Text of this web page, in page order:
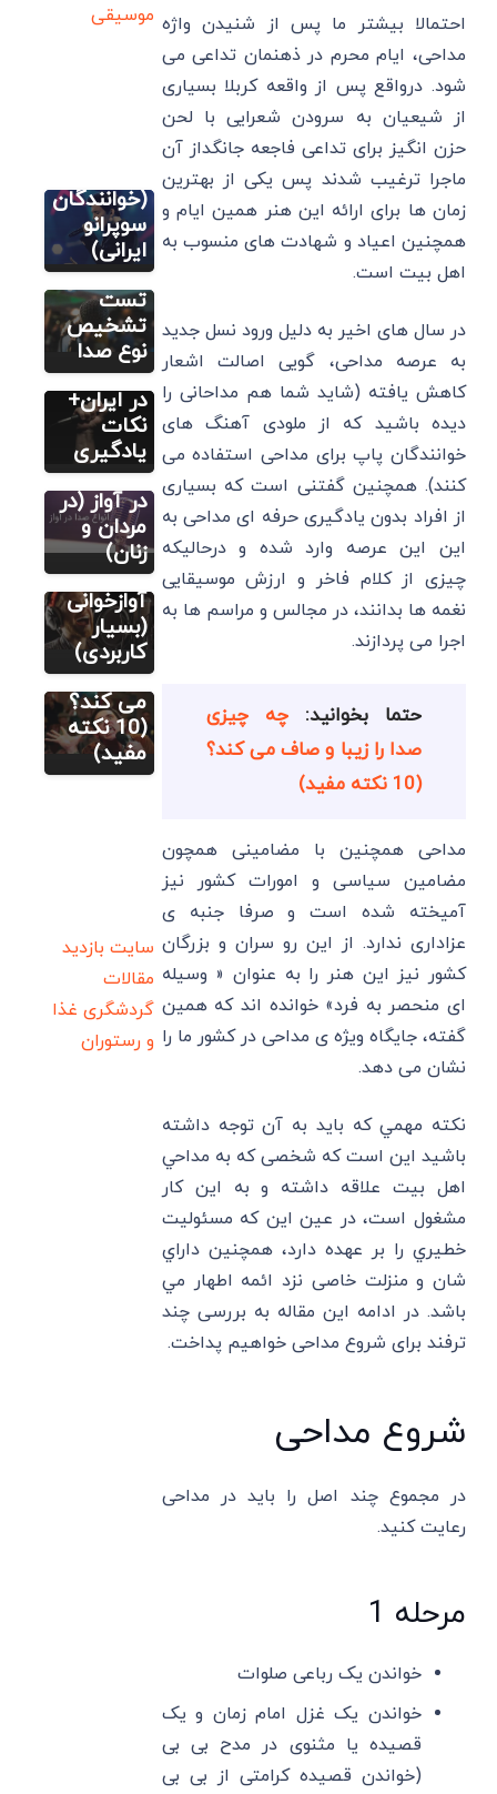
احتمالا بیشتر ما پس از شنیدن واژه
مداحی، ایام محرم در ذهنمان تداعی می
شود. درواقع پس از واقعه کربلا بسیاری
از شیعیان به سرودن شعرایی با لحن
حزن انگیز برای تداعی فاجعه جانگداز آن
ماجرا ترغیب شدند پس یکی از بهترین
زمان ها برای ارائه این هنر همین ایام و
همچنین اعیاد و شهادت های منسوب به
اهل بیت است.
در سال های اخیر به دلیل ورود نسل جدید
به عرصه مداحی، گویی اصالت اشعار
کاهش یافته (شاید شما هم مداحانی را
دیده باشید که از ملودی آهنگ های
خوانندگان پاپ برای مداحی استفاده می
کنند). همچنین گفتنی است که بسیاری
از افراد بدون یادگیری حرفه ای مداحی به
این این عرصه وارد شده و درحالیکه
چیزی از کلام فاخر و ارزش موسیقایی
نغمه‌ ها بدانند، در مجالس و مراسم ها به
اجرا می پردازند.
حتما بخوانید:چه چیزی
صدا را زیبا و صاف می کند؟
(10 نکته مفید)
مداحی همچنین با مضامینی همچون
مضامین سیاسی و امورات کشور نیز
آمیخته شده است و صرفا جنبه ی
عزاداری ندارد. از این رو سران و بزرگان
کشور نیز این هنر را به عنوان « وسیله
ای منحصر به فرد» خوانده اند که همین
گفته، جایگاه ویژه ی مداحی در کشور ما را
نشان می دهد.
نکته مهمي كه بايد به آن توجه داشته
باشید اين است كه شخصی كه به مداحي
اهل بيت علاقه داشته و به این کار
مشغول است، در عین این كه مسئوليت
خطيري را بر عهده دارد، همچنین داراي
شان و منزلت خاصی نزد ائمه اطهار مي
باشد. در ادامه این مقاله به بررسی چند
ترفند برای شروع مداحی خواهیم پداخت.
شروع مداحی
در مجموع چند اصل را باید در مداحی
رعایت کنید.
مرحله 1
خواندن یک رباعی صلوات
خواندن یک غزل امام زمان و یک
قصیده یا مثنوی در مدح بی بی
(خواندن قصیده کرامتی از بی بی
موسیقی
(خوانندگان
سوپرانو
ایرانی)
خوانی
تشخیص
دانگ
صدا+
تست
تشخیص
نوع صدا
مطالب
آموزشی آواز
خوانی
آموزش
آنلاین
آواز: 4
بهترین
کلاس ها
در ایران+
نکات
یادگیری
مطالب
آموزشی آواز
خوانی
انواع صدا
در آواز (در
مردان و
زنان)
مطالب
آموزشی آواز
خوانی
16 ترفند
گرم کردن
صدا برای
آوازخوانی
(بسیار
کاربردی)
مطالب
آموزشی آواز
خوانی
چه چیزی
صدا را زیبا
و صاف
می کند؟
(10 نکته
مفید)
سایت بازدید
مقالات
گردشگری غذا
و رستوران